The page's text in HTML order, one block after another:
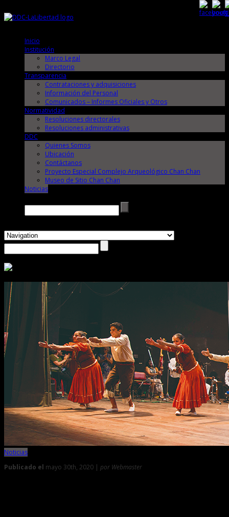
Inicio
Institución
Marco Legal
Directorio
Transparencia
Contrataciones y adquisiciones
Información del Personal
Comunicados – Informes Oficiales y Otros
Normatividad
Resoluciones directorales
Resoluciones administrativas
DDC
Quienes Somos
Ubicación
Contáctanos
Proyecto Especial Complejo Arqueológico Chan Chan
Museo de Sitio Chan Chan
Noticias
Noticias
Publicado el mayo 30th, 2020 | por Webmaster